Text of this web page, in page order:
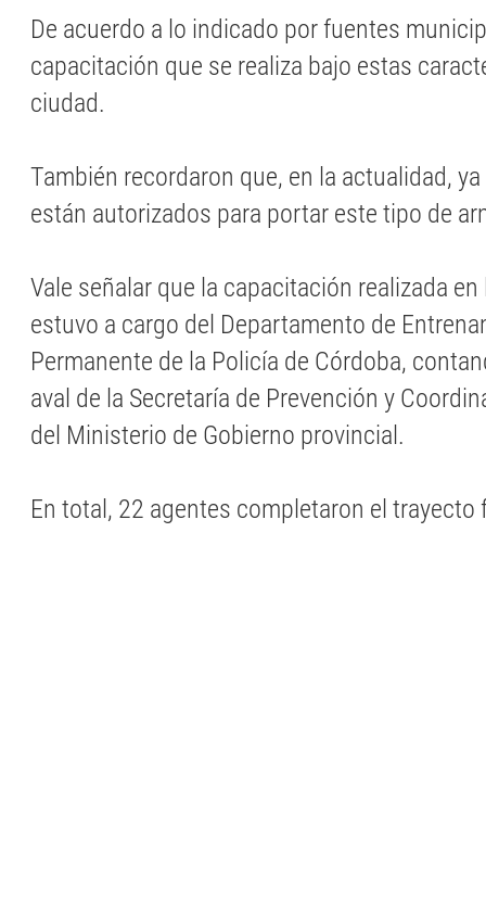
De acuerdo a lo indicado por fuentes
capacitación que se realiza bajo estas
ciudad.
También recordaron que, en la actualidad,
están autorizados para portar este tipo de
Vale señalar que la capacitación realizada
estuvo a cargo del Departamento de
Permanente de la Policía de Córdoba,
aval de la Secretaría de Prevención y
del Ministerio de Gobierno provincial.
En total, 22 agentes completaron el trayecto